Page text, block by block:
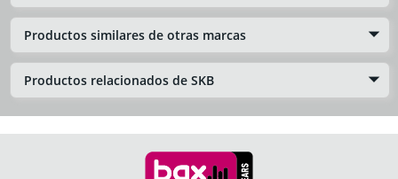
Productos similares de otras marcas
Productos relacionados de SKB